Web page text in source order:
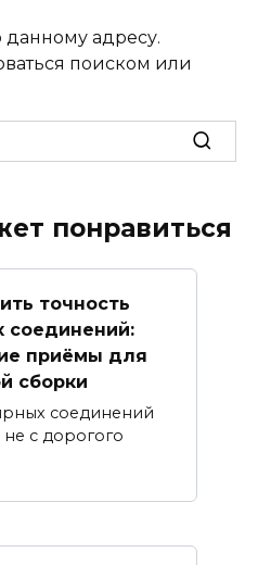
адресу.
поиском или
понравиться
точность
соединений:
приёмы для
сборки
соединений
не с дорогого